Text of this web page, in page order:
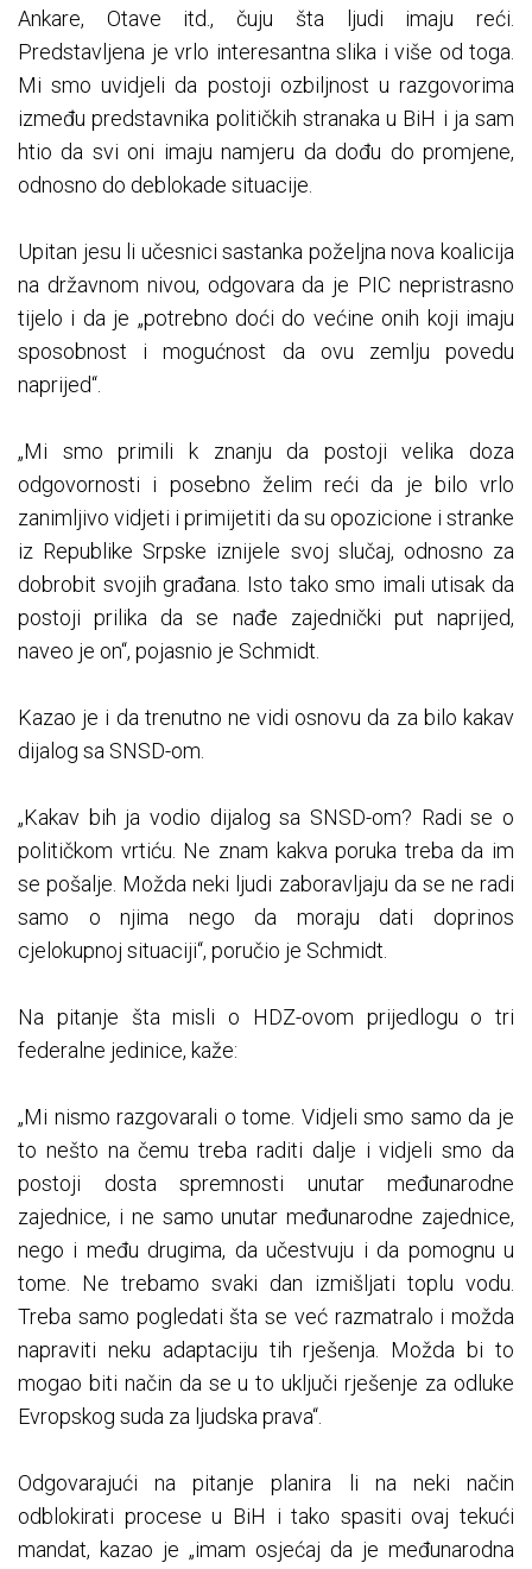
Ankare, Otave itd., čuju šta ljudi imaju reći.
Predstavljena je vrlo interesantna slika i više od toga.
Mi smo uvidjeli da postoji ozbiljnost u razgovorima
između predstavnika političkih stranaka u BiH i ja sam
htio da svi oni imaju namjeru da dođu do promjene,
odnosno do deblokade situacije.
Upitan jesu li učesnici sastanka poželjna nova koalicija
na državnom nivou, odgovara da je PIC nepristrasno
tijelo i da je „potrebno doći do većine onih koji imaju
sposobnost i mogućnost da ovu zemlju povedu
naprijed“.
„Mi smo primili k znanju da postoji velika doza
odgovornosti i posebno želim reći da je bilo vrlo
zanimljivo vidjeti i primijetiti da su opozicione i stranke
iz Republike Srpske iznijele svoj slučaj, odnosno za
dobrobit svojih građana. Isto tako smo imali utisak da
postoji prilika da se nađe zajednički put naprijed,
naveo je on“, pojasnio je Schmidt.
Kazao je i da trenutno ne vidi osnovu da za bilo kakav
dijalog sa SNSD-om.
„Kakav bih ja vodio dijalog sa SNSD-om? Radi se o
političkom vrtiću. Ne znam kakva poruka treba da im
se pošalje. Možda neki ljudi zaboravljaju da se ne radi
samo o njima nego da moraju dati doprinos
cjelokupnoj situaciji“, poručio je Schmidt.
Na pitanje šta misli o HDZ-ovom prijedlogu o tri
federalne jedinice, kaže:
„Mi nismo razgovarali o tome. Vidjeli smo samo da je
to nešto na čemu treba raditi dalje i vidjeli smo da
postoji dosta spremnosti unutar međunarodne
zajednice, i ne samo unutar međunarodne zajednice,
nego i među drugima, da učestvuju i da pomognu u
tome. Ne trebamo svaki dan izmišljati toplu vodu.
Treba samo pogledati šta se već razmatralo i možda
napraviti neku adaptaciju tih rješenja. Možda bi to
mogao biti način da se u to uključi rješenje za odluke
Evropskog suda za ljudska prava“.
Odgovarajući na pitanje planira li na neki način
odblokirati procese u BiH i tako spasiti ovaj tekući
mandat, kazao je „imam osjećaj da je međunarodna